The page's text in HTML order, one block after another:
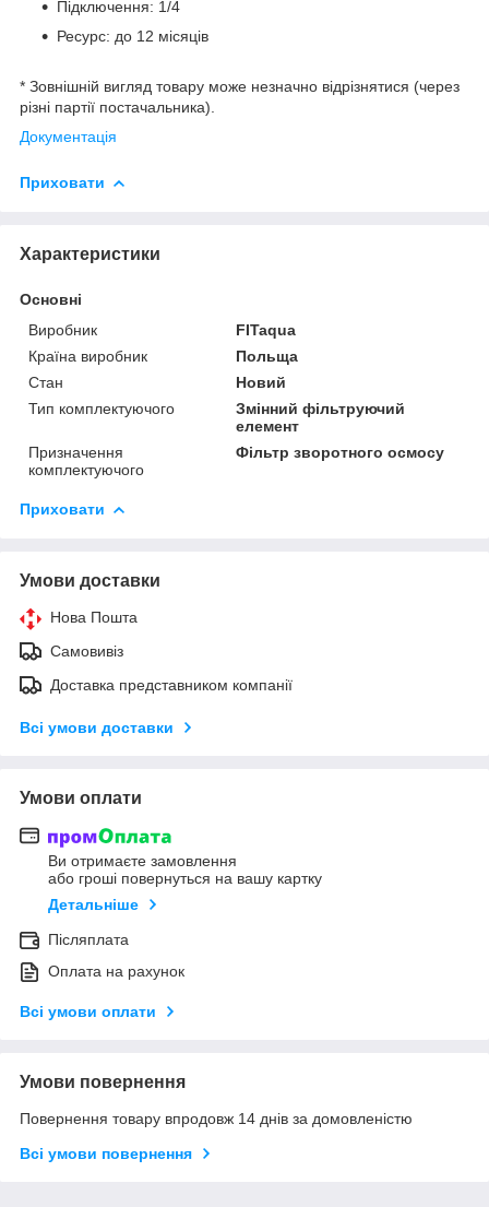
Підключення: 1/4
Ресурс: до 12 місяців
* Зовнішній вигляд товару може незначно відрізнятися (через
різні партії постачальника).
Документація
Приховати
Характеристики
Основні
Виробник
FITaqua
Країна виробник
Польща
Стан
Новий
Тип комплектуючого
Змінний фільтруючий
елемент
Призначення
комплектуючого
Фільтр зворотного осмосу
Приховати
Умови доставки
Нова Пошта
Самовивіз
Доставка представником компанії
Всі умови доставки
Умови оплати
Ви отримаєте замовлення
або гроші повернуться на вашу картку
Детальніше
Післяплата
Оплата на рахунок
Всі умови оплати
Умови повернення
Повернення товару впродовж 14 днів за домовленістю
Всі умови повернення